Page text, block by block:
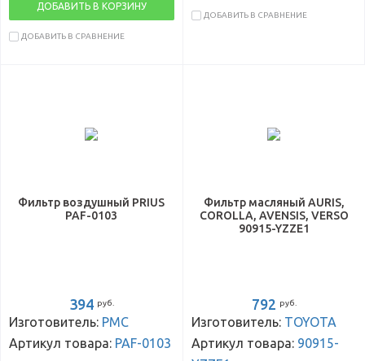
ДОБАВИТЬ В КОРЗИНУ
ДОБАВИТЬ В СРАВНЕНИЕ
ДОБАВИТЬ В СРАВНЕНИЕ
Фильтр воздушный PRIUS
PAF-0103
394 руб.
Изготовитель: PMC
Артикул товара: PAF-0103
Фильтр масляный AURIS,
COROLLA, AVENSIS, VERSO
90915-YZZE1
792 руб.
Изготовитель: TOYOTA
Артикул товара: 90915-